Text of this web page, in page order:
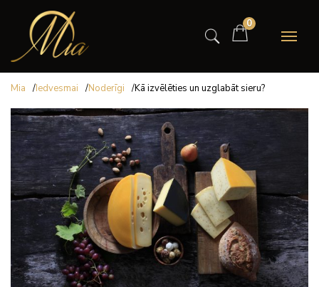
0
Mia /Iedvesmai /Noderīgi /Kā izvēlēties un uzglabāt sieru?